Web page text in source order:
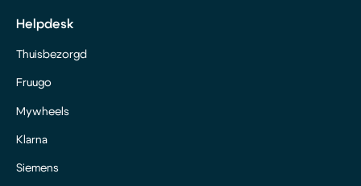
Helpdesk
Thuisbezorgd
Fruugo
Mywheels
Klarna
Siemens